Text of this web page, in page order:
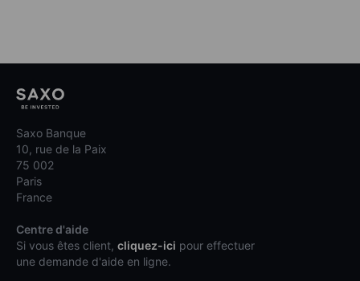
Saxo Banque
10, rue de la Paix
75 002
Paris
France
Centre d'aide
Si vous êtes client, cliquez-ici pour effectuer
une demande d'aide en ligne.